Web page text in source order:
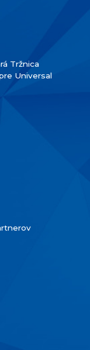
Tržnica
Universal